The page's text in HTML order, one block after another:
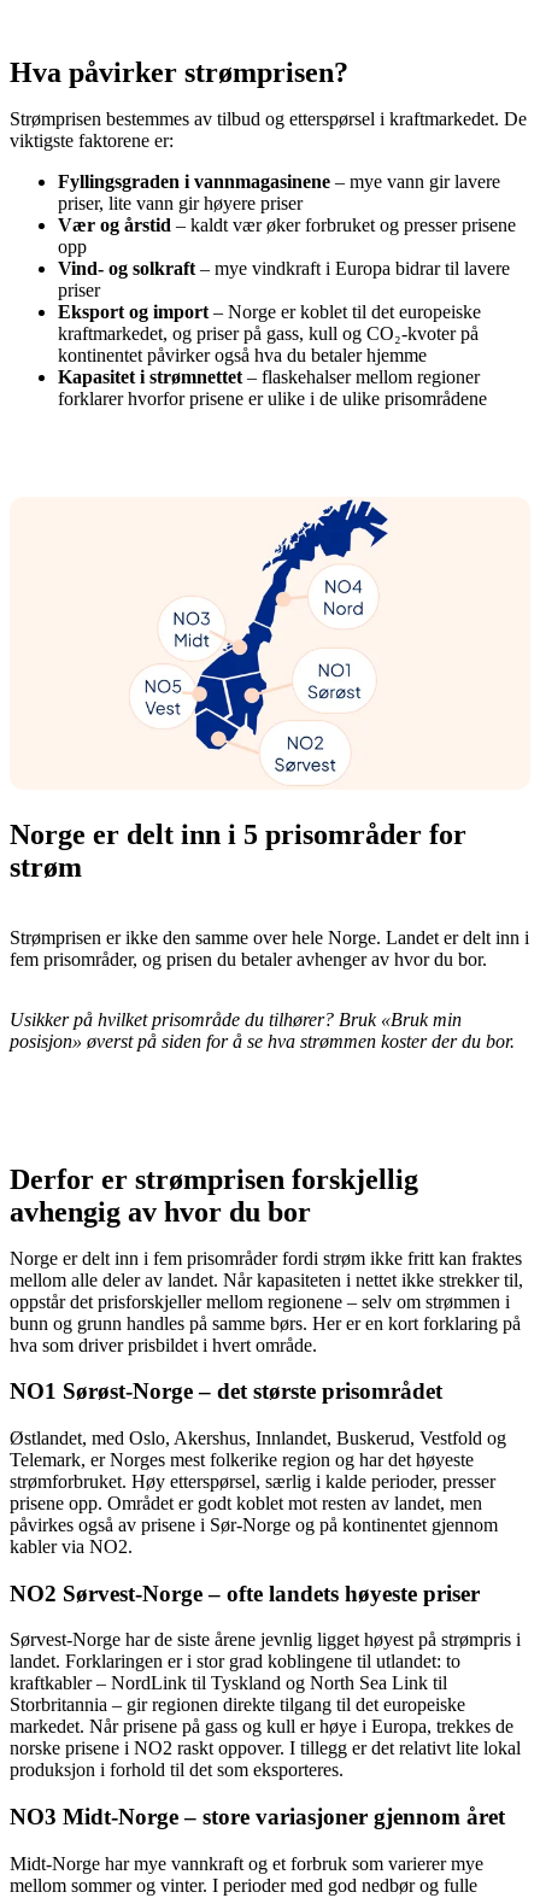
Hva påvirker strømprisen?
Strømprisen bestemmes av tilbud og etterspørsel i kraftmarkedet. De
viktigste faktorene er:
Fyllingsgraden i vannmagasinene – mye vann gir lavere
priser, lite vann gir høyere priser
Vær og årstid – kaldt vær øker forbruket og presser prisene
opp
Vind- og solkraft – mye vindkraft i Europa bidrar til lavere
priser
Eksport og import – Norge er koblet til det europeiske
kraftmarkedet, og priser på gass, kull og CO₂-kvoter på
kontinentet påvirker også hva du betaler hjemme
Kapasitet i strømnettet – flaskehalser mellom regioner
forklarer hvorfor prisene er ulike i de ulike prisområdene
Norge er delt inn i 5 prisområder for
strøm
Strømprisen er ikke den samme over hele Norge. Landet er delt inn i
fem prisområder, og prisen du betaler avhenger av hvor du bor.
Usikker på hvilket prisområde du tilhører? Bruk «Bruk min
posisjon» øverst på siden for å se hva strømmen koster der du bor.
Derfor er strømprisen forskjellig
avhengig av hvor du bor
Norge er delt inn i fem prisområder fordi strøm ikke fritt kan fraktes
mellom alle deler av landet. Når kapasiteten i nettet ikke strekker til,
oppstår det prisforskjeller mellom regionene – selv om strømmen i
bunn og grunn handles på samme børs. Her er en kort forklaring på
hva som driver prisbildet i hvert område.
NO1 Sørøst-Norge – det største prisområdet
Østlandet, med Oslo, Akershus, Innlandet, Buskerud, Vestfold og
Telemark, er Norges mest folkerike region og har det høyeste
strømforbruket. Høy etterspørsel, særlig i kalde perioder, presser
prisene opp. Området er godt koblet mot resten av landet, men
påvirkes også av prisene i Sør-Norge og på kontinentet gjennom
kabler via NO2.
NO2 Sørvest-Norge – ofte landets høyeste priser
Sørvest-Norge har de siste årene jevnlig ligget høyest på strømpris i
landet. Forklaringen er i stor grad koblingene til utlandet: to
kraftkabler – NordLink til Tyskland og North Sea Link til
Storbritannia – gir regionen direkte tilgang til det europeiske
markedet. Når prisene på gass og kull er høye i Europa, trekkes de
norske prisene i NO2 raskt oppover. I tillegg er det relativt lite lokal
produksjon i forhold til det som eksporteres.
NO3 Midt-Norge – store variasjoner gjennom året
Midt-Norge har mye vannkraft og et forbruk som varierer mye
mellom sommer og vinter. I perioder med god nedbør og fulle